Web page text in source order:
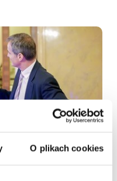
O plikach cookies